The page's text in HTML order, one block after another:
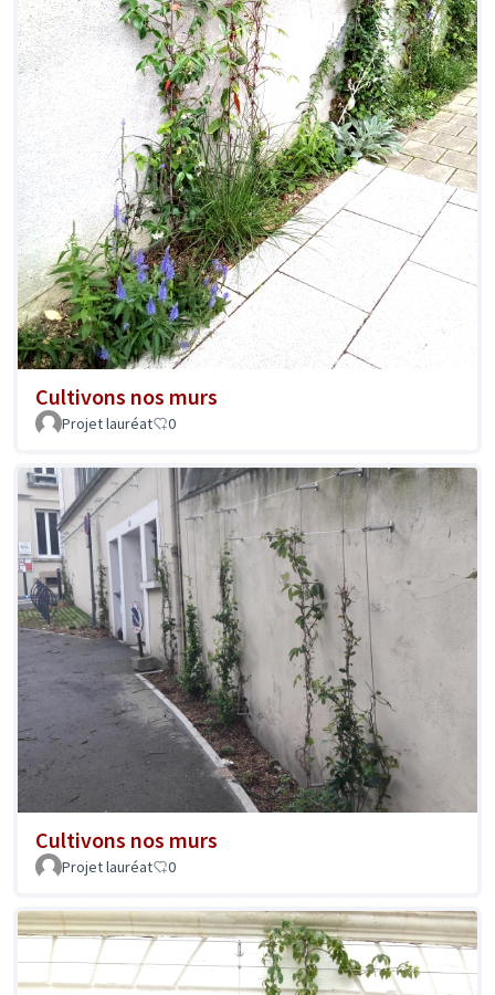
Cultivons nos murs
Projet lauréat 0
Cultivons nos murs
Projet lauréat 0